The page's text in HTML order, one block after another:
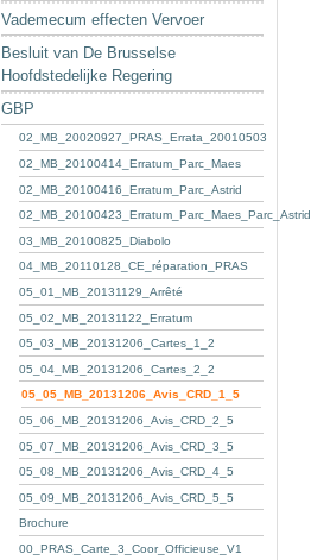
Vademecum effecten Vervoer
Besluit van De Brusselse
Hoofdstedelijke Regering
GBP
02_MB_20020927_PRAS_Errata_20010503
02_MB_20100414_Erratum_Parc_Maes
02_MB_20100416_Erratum_Parc_Astrid
02_MB_20100423_Erratum_Parc_Maes_Parc_Astrid
03_MB_20100825_Diabolo
04_MB_20110128_CE_réparation_PRAS
05_01_MB_20131129_Arrêté
05_02_MB_20131122_Erratum
05_03_MB_20131206_Cartes_1_2
05_04_MB_20131206_Cartes_2_2
05_05_MB_20131206_Avis_CRD_1_5
05_06_MB_20131206_Avis_CRD_2_5
05_07_MB_20131206_Avis_CRD_3_5
05_08_MB_20131206_Avis_CRD_4_5
05_09_MB_20131206_Avis_CRD_5_5
Brochure
00_PRAS_Carte_3_Coor_Officieuse_V1